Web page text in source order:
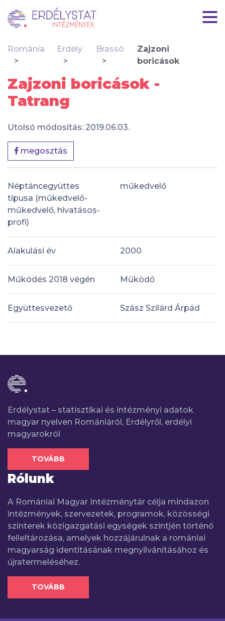
Románia Erdély Brassó
Zajzoni
boricások
Zajzoni boricások -
Tatrang
Utolsó módosítás: 2019.06.03.
megosztás
Néptáncegyüttes
típusa (műkedvelő-
műkedvelő, hivatásos-
profi)
műkedvelő
Alakulási év 2000
Működés 2018 végén Működő
Együttesvezető Szász Szilárd Árpád
Erdélystat – statisztikai és intézményi adatok
magyar nyelven Romániáról, Erdélyről, erdélyi
magyarokról
TOVÁBB
Rólunk
A Romániai Magyar Intézménytár célja mindazon
intézmények, szervezetek, programok, közösségi
színterek közigazgatási egységek szintjén történő
felleltározása, amelyek hozzájárulnak a romániai
magyarság identitásának megnyilvánításához és
újratermeléséhez.
TOVÁBB